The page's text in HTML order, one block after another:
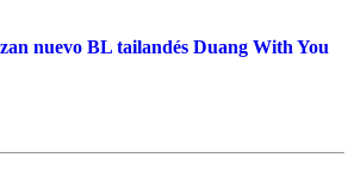
nuevo BL tailandés Duang With You